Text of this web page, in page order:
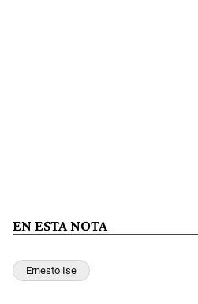
EN ESTA NOTA
Ernesto Ise